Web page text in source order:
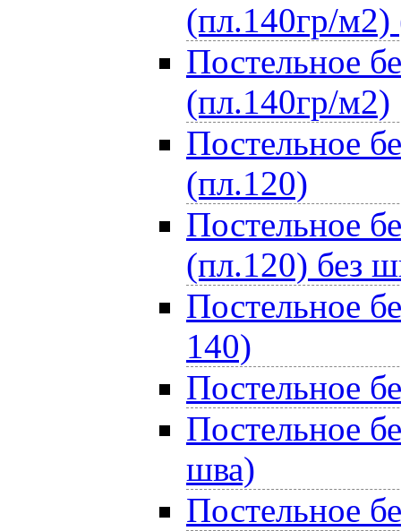
(пл.140гр/м2)
Постельное
(пл.140гр/м2)
Постельное
(пл.120)
Постельное
(пл.120) без
Постельное
140)
Постельное
Постельное
шва)
Постельное